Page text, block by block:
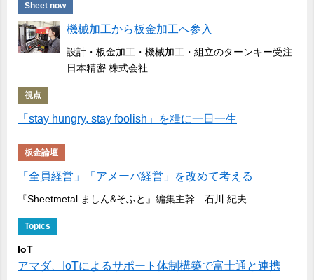
Sheet now
機械加工から板金加工へ参入
設計・板金加工・機械加工・組立のターンキー受注
日本精密 株式会社
視点
「stay hungry, stay foolish」を糧に一日一生
板金論壇
「全員経営」「アメーバ経営」を改めて考える
『Sheetmetal ましん&そふと』編集主幹 石川 紀夫
Topics
IoT
アマダ、IoTによるサポート体制構築で富士通と連携